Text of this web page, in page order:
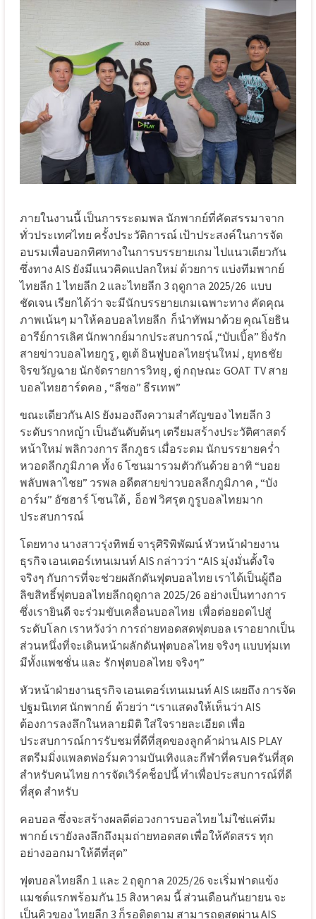
ภายในงานนี้ เป็นการระดมพล นักพากย์ที่คัดสรรมาจาก
ทั่วประเทศไทย ครั้งประวัติการณ์ เป้าประสงค์ในการจัด
อบรมเพื่อบอกทิศทางในการบรรยายเกม ไปแนวเดียวกัน
ซึ่งทาง AIS ยังมีแนวคิดแปลกใหม่ ด้วยการ แบ่งทีมพากย์
ไทยลีก 1 ไทยลีก 2 และไทยลีก 3 ฤดูกาล 2025/26 แบบ
ชัดเจน เรียกได้ว่า จะมีนักบรรยายเกมเฉพาะทาง คัดคุณ
ภาพเน้นๆ มาให้คอบอลไทยลีก ก็นำทัพมาด้วย คุณโยธิน
อารีย์การเลิศ นักพากย์มากประสบการณ์ ,“บับเบิ้ล” ยิ่งรัก
สายข่าวบอลไทยกูรู , ตูเต้ อินฟูบอลไทยรุ่นใหม่ , ยุทธชัย
จิรขวัญฉาย นักจัดรายการวิทยุ , ตู่ กฤษณะ GOAT TV สาย
บอลไทยฮาร์ดคอ , “ลีซอ” ธีรเทพ”
ขณะเดียวกัน AIS ยังมองถึงความสำคัญของ ไทยลีก 3
ระดับรากหญ้า เป็นอันดับต้นๆ เตรียมสร้างประวัติศาสตร์
หน้าใหม่ พลิกวงการ ลีกภูธร เมื่อระดม นักบรรยายคร่ำ
หวอดลีกภูมิภาค ทั้ง 6 โซนมารวมตัวกันด้วย อาทิ “บอย
พลับพลาไชย” วรพล อดีตสายข่าวบอลลีกภูมิภาค , “บัง
อาร์ม” อัซฮาร์ โซนใต้ , อ็อฟ วิศรุต กูรูบอลไทยมาก
ประสบการณ์
โดยทาง นางสาวรุ่งทิพย์ จารุศิริพิพัฒน์ หัวหน้าฝ่ายงาน
ธุรกิจ เอนเตอร์เทนเมนท์ AIS กล่าวว่า “AIS มุ่งมั่นตั้งใจ
จริงๆ กับการที่จะช่วยผลักดันฟุตบอลไทย เราได้เป็นผู้ถือ
ลิขสิทธิ์ฟุตบอลไทยลีกฤดูกาล 2025/26 อย่างเป็นทางการ
ซึ่งเรายินดี จะร่วมขับเคลื่อนบอลไทย เพื่อต่อยอดไปสู่
ระดับโลก เราหวังว่า การถ่ายทอดสดฟุตบอล เราอยากเป็น
ส่วนหนึ่งที่จะเดินหน้าผลักดันฟุตบอลไทย จริงๆ แบบทุ่มเท
มีทั้งแพชชั่น และ รักฟุตบอลไทย จริงๆ”
หัวหน้าฝ่ายงานธุรกิจ เอนเตอร์เทนเมนท์ AIS เผยถึง การจัด
ปฐมนิเทศ นักพากย์ ด้วยว่า “เราแสดงให้เห็นว่า AIS
ต้องการลงลึกในหลายมิติ ใส่ใจรายละเอียด เพื่อ
ประสบการณ์การรับชมที่ดีที่สุดของลูกค้าผ่าน AIS PLAY
สตรีมมิ่งแพลตฟอร์มความบันเทิงและกีฬาที่ครบครันที่สุด
สำหรับคนไทย การจัดเวิร์คช็อปนี้ ทำเพื่อประสบการณ์ที่ดี
ที่สุด สำหรับ
คอบอล ซึ่งจะสร้างผลดีต่อวงการบอลไทย ไม่ใช่แค่ทีม
พากย์ เรายังลงลึกถึงมุมถ่ายทอดสด เพื่อให้คัดสรร ทุก
อย่างออกมาให้ดีที่สุด”
ฟุตบอลไทยลีก 1 และ 2 ฤดูกาล 2025/26 จะเริ่มฟาดแข้ง
แมชต์แรกพร้อมกัน 15 สิงหาคม นี้ ส่วนเดือนกันยายน จะ
เป็นคิวของ ไทยลีก 3 ก็รอติดตาม สามารถดูสดผ่าน AIS